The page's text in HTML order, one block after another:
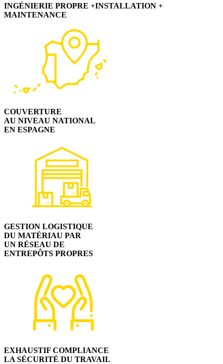
INGÉNIERIE PROPRE +INSTALLATION +
MAINTENANCE
COUVERTURE
AU NIVEAU NATIONAL
EN ESPAGNE
GESTION LOGISTIQUE
DU MATÉRIAU PAR
UN RÉSEAU DE
ENTREPÔTS PROPRES
EXHAUSTIF COMPLIANCE
LA SÉCURITÉ DU TRAVAIL